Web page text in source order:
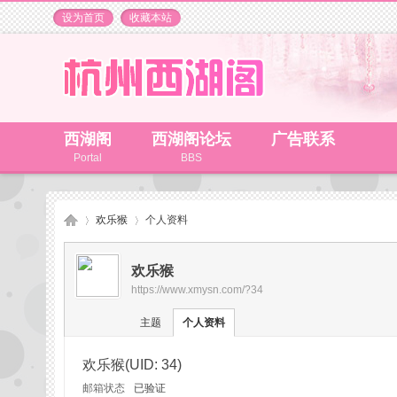
设为首页 收藏本站
西湖阁
Portal
西湖阁论坛
BBS
广告联系
›
欢乐猴 个人资料
欢乐猴
https://www.xmysn.com/?34
主题 个人资料
欢乐猴(UID: 34)
邮箱状态 已验证